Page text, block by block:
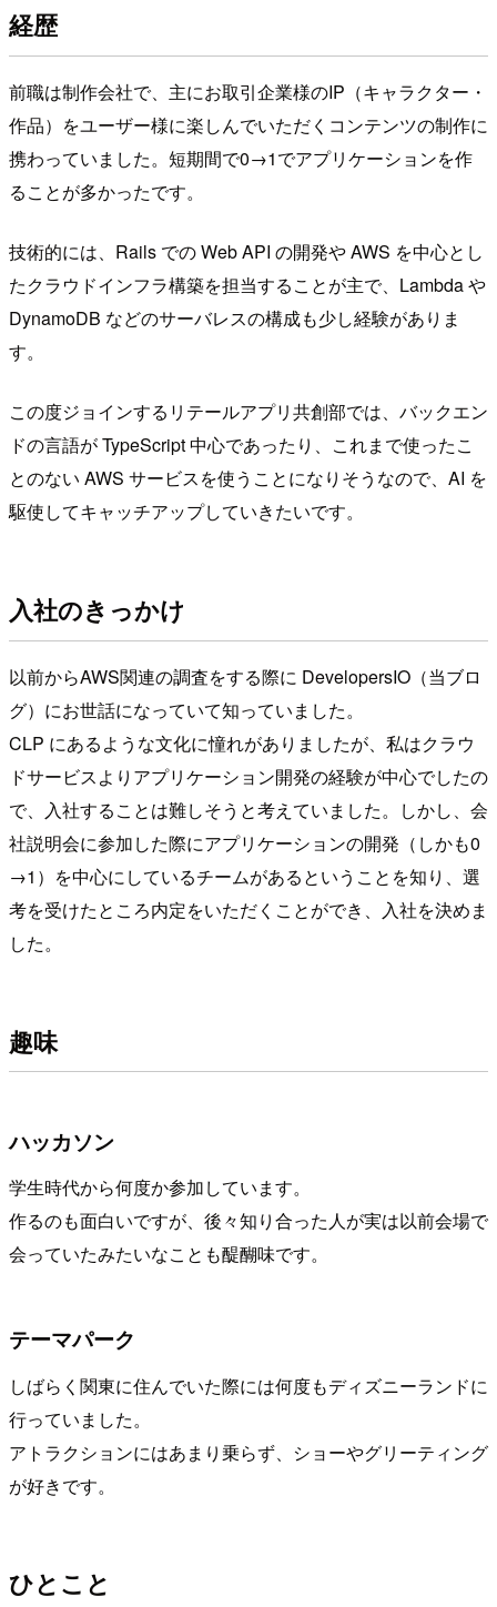
経歴
前職は制作会社で、主にお取引企業様のIP（キャラクター・
作品）をユーザー様に楽しんでいただくコンテンツの制作に
携わっていました。短期間で0→1でアプリケーションを作
ることが多かったです。
技術的には、Rails での Web API の開発や AWS を中心とし
たクラウドインフラ構築を担当することが主で、Lambda や
DynamoDB などのサーバレスの構成も少し経験がありま
す。
この度ジョインするリテールアプリ共創部では、バックエン
ドの言語が TypeScript 中心であったり、これまで使ったこ
とのない AWS サービスを使うことになりそうなので、AI を
駆使してキャッチアップしていきたいです。
入社のきっかけ
以前からAWS関連の調査をする際に DevelopersIO（当ブロ
グ）にお世話になっていて知っていました。
CLP にあるような文化に憧れがありましたが、私はクラウ
ドサービスよりアプリケーション開発の経験が中心でしたの
で、入社することは難しそうと考えていました。しかし、会
社説明会に参加した際にアプリケーションの開発（しかも0
→1）を中心にしているチームがあるということを知り、選
考を受けたところ内定をいただくことができ、入社を決めま
した。
趣味
ハッカソン
学生時代から何度か参加しています。
作るのも面白いですが、後々知り合った人が実は以前会場で
会っていたみたいなことも醍醐味です。
テーマパーク
しばらく関東に住んでいた際には何度もディズニーランドに
行っていました。
アトラクションにはあまり乗らず、ショーやグリーティング
が好きです。
ひとこと